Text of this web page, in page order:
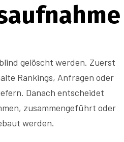
gelöscht werden. Zuerst
Rankings, Anfragen oder
Danach entscheidet
zusammengeführt oder
werden.